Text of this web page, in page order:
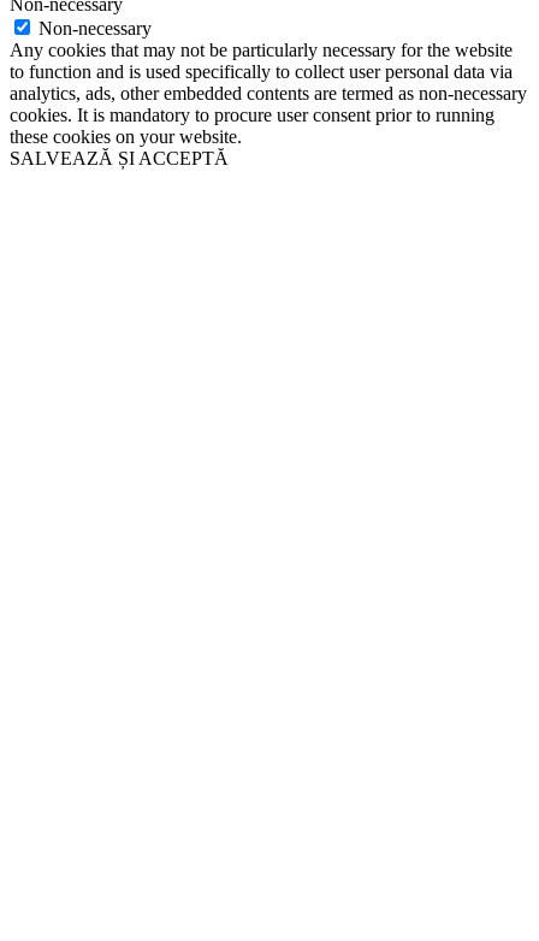
Non-necessary
Non-necessary
Any cookies that may not be particularly necessary for the website
to function and is used specifically to collect user personal data via
analytics, ads, other embedded contents are termed as non-necessary
cookies. It is mandatory to procure user consent prior to running
these cookies on your website.
SALVEAZĂ ȘI ACCEPTĂ